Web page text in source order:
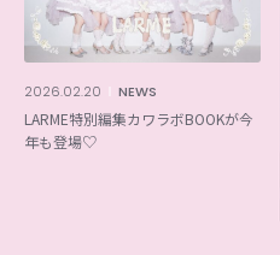
2026.02.20 NEWS
LARME特別編集カワラボBOOKが今
年も登場♡